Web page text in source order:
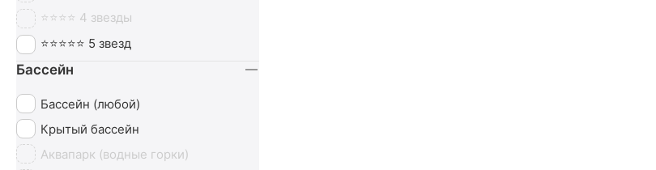
Урология
Эндокринная система
⭐⭐⭐⭐ 4 звезды
⭐⭐⭐⭐⭐ 5 звезд
Бассейн
Бассейн (любой)
Крытый бассейн
Аквапарк (водные горки)